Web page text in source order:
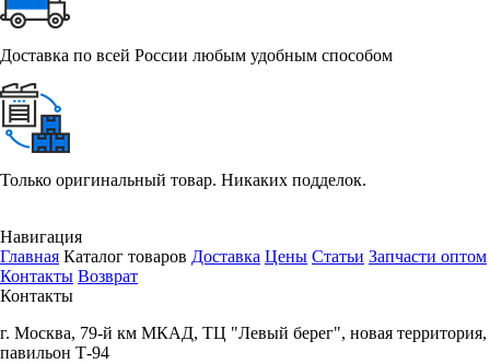
Доставка по всей России любым удобным способом
Только оригинальный товар. Никаких подделок.
Навигация
Главная Каталог товаров Доставка Цены Статьи Запчасти оптом
Контакты Возврат
Контакты
г. Москва, 79-й км МКАД, ТЦ "Левый берег", новая территория,
павильон Т-94